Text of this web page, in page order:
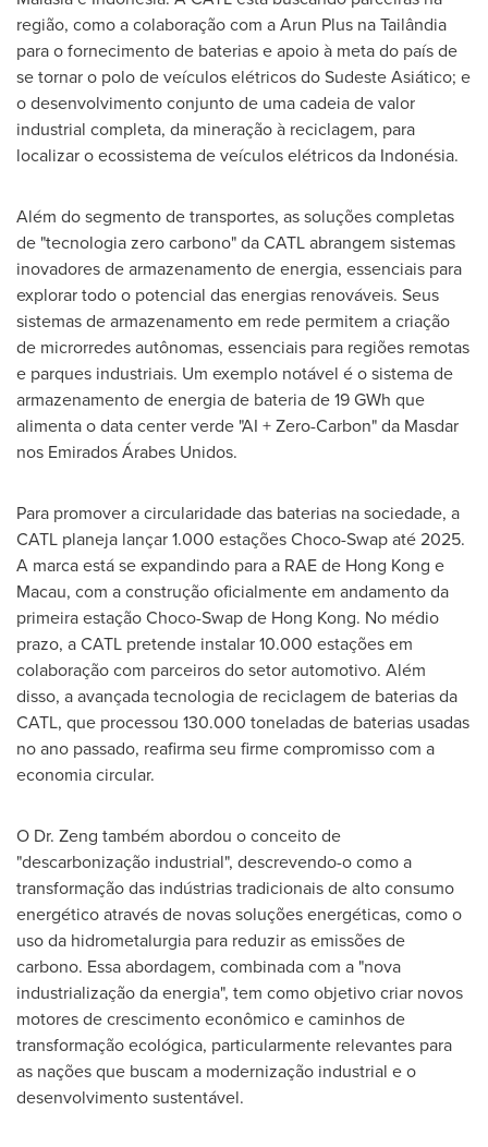
região, como a colaboração com a Arun Plus na Tailândia
para o fornecimento de baterias e apoio à meta do país de
se tornar o polo de veículos elétricos do Sudeste Asiático; e
o desenvolvimento conjunto de uma cadeia de valor
industrial completa, da mineração à reciclagem, para
localizar o ecossistema de veículos elétricos da Indonésia.
Além do segmento de transportes, as soluções completas
de "tecnologia zero carbono" da CATL abrangem sistemas
inovadores de armazenamento de energia, essenciais para
explorar todo o potencial das energias renováveis. Seus
sistemas de armazenamento em rede permitem a criação
de microrredes autônomas, essenciais para regiões remotas
e parques industriais. Um exemplo notável é o sistema de
armazenamento de energia de bateria de 19 GWh que
alimenta o data center verde "AI + Zero-Carbon" da Masdar
nos Emirados Árabes Unidos.
Para promover a circularidade das baterias na sociedade, a
CATL planeja lançar 1.000 estações Choco-Swap até 2025.
A marca está se expandindo para a RAE de Hong Kong e
Macau, com a construção oficialmente em andamento da
primeira estação Choco-Swap de Hong Kong. No médio
prazo, a CATL pretende instalar 10.000 estações em
colaboração com parceiros do setor automotivo. Além
disso, a avançada tecnologia de reciclagem de baterias da
CATL, que processou 130.000 toneladas de baterias usadas
no ano passado, reafirma seu firme compromisso com a
economia circular.
O Dr. Zeng também abordou o conceito de
"descarbonização industrial", descrevendo-o como a
transformação das indústrias tradicionais de alto consumo
energético através de novas soluções energéticas, como o
uso da hidrometalurgia para reduzir as emissões de
carbono. Essa abordagem, combinada com a "nova
industrialização da energia", tem como objetivo criar novos
motores de crescimento econômico e caminhos de
transformação ecológica, particularmente relevantes para
as nações que buscam a modernização industrial e o
desenvolvimento sustentável.